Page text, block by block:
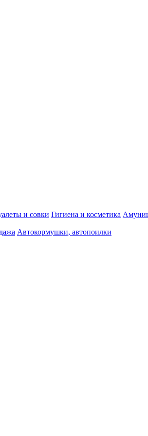
и совки Гигиена и косметика
Автокормушки, автопоилки